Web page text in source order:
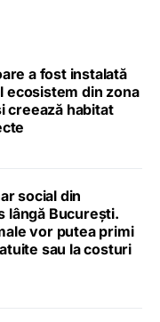
a fost instalată
ecosistem din zona
creează habitat
social din
lângă București.
vor putea primi
sau la costuri